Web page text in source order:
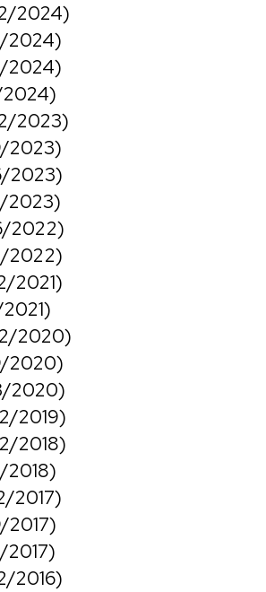
2024)
2024)
2024)
2024)
2023)
2023)
2023)
2023)
2022)
2022)
2021)
2020)
2020)
2020)
2019)
2018)
2018)
2017)
2017)
2017)
2016)